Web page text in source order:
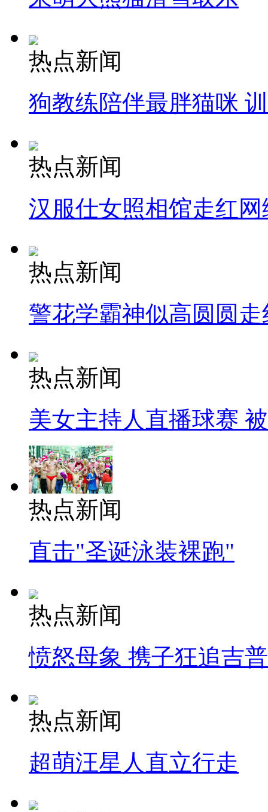
热点新闻
狗教练陪伴最胖猫咪
热点新闻
汉服仕女照相馆走红网
热点新闻
警花学霸神似高圆圆走
热点新闻
美女主持人直播球赛
热点新闻
直击"圣诞泳装裸跑"
热点新闻
愤怒母象 携子狂追吉
热点新闻
超萌汪星人直立行走